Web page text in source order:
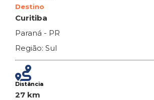
Destino
Curitiba
Paraná - PR
Região: Sul
Distância
27 km